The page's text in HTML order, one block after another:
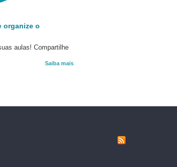
organize o
aulas! Compartilhe
Saiba mais